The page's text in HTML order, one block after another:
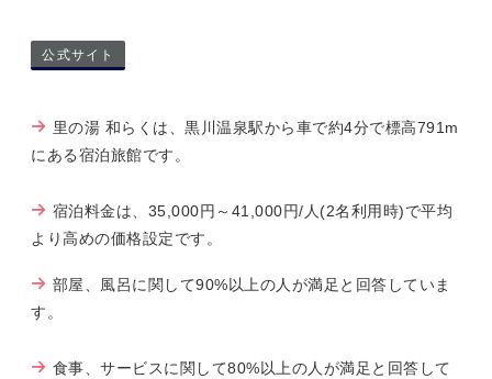
公式サイト
里の湯 和らくは、黒川温泉駅から車で約4分で標高791m
にある宿泊旅館です。
宿泊料金は、35,000円～41,000円/人(2名利用時)で平均
より高めの価格設定です。
部屋、風呂に関して90%以上の人が満足と回答していま
す。
食事、サービスに関して80%以上の人が満足と回答して